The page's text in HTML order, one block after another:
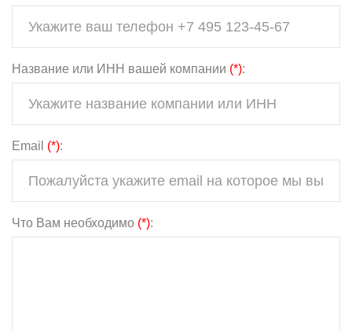
Название или ИНН вашей компании (*):
Email (*):
Что Вам необходимо (*):